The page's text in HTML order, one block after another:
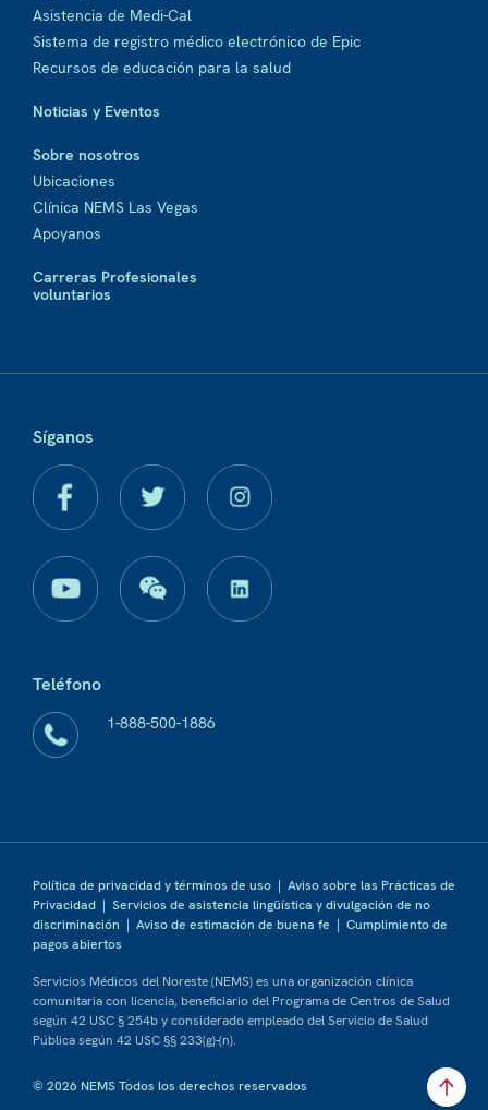
Asistencia de Medi-Cal
Sistema de registro médico electrónico de Epic
Recursos de educación para la salud
Noticias y Eventos
Sobre nosotros
Ubicaciones
Clínica NEMS Las Vegas
Apoyanos
Carreras Profesionales
voluntarios
Síganos
Teléfono
1-888-500-1886
Política de privacidad y términos de uso | Aviso sobre las Prácticas de
Privacidad | Servicios de asistencia lingüística y divulgación de no
discriminación | Aviso de estimación de buena fe | Cumplimiento de
pagos abiertos
Servicios Médicos del Noreste (NEMS) es una organización clínica
comunitaria con licencia, beneficiario del Programa de Centros de Salud
según 42 USC § 254b y considerado empleado del Servicio de Salud
Pública según 42 USC §§ 233(g)-(n).
© 2026 NEMS Todos los derechos reservados